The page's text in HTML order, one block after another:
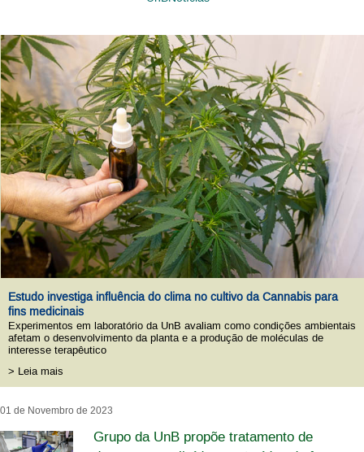
Estudo investiga influência do clima no cultivo da Cannabis para
fins medicinais
Experimentos em laboratório da UnB avaliam como condições ambientais
afetam o desenvolvimento da planta e a produção de moléculas de
interesse terapêutico
> Leia mais
01 de Novembro de 2023
Grupo da UnB propõe tratamento de